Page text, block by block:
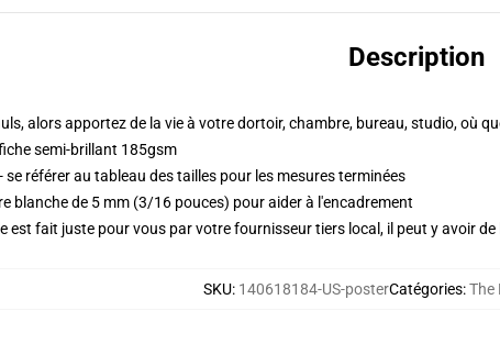
Description
alors apportez de la vie à votre dortoir, chambre, bureau, studio, où
semi-brillant 185gsm
se référer au tableau des tailles pour les mesures terminées
blanche de 5 mm (3/16 pouces) pour aider à l'encadrement
est fait juste pour vous par votre fournisseur tiers local, il peut y avoir
SKU: 140618184-US-posterCatégories:The